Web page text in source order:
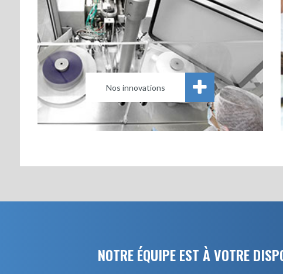
Nos innovations
NOTRE ÉQUIPE EST À VOTRE